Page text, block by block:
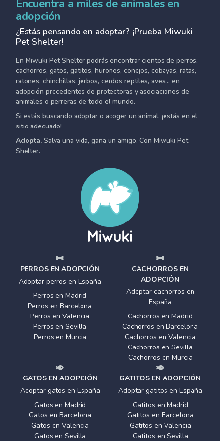
Encuentra a miles de animales en
adopción
¿Estás pensando en adoptar? ¡Prueba Miwuki
Pet Shelter!
En Miwuki Pet Shelter podrás encontrar cientos de perros,
cachorros, gatos, gatitos, hurones, conejos, cobayas, ratas,
ratones, chinchillas, jerbos, cerdos reptiles, aves... en
adopción procedentes de protectoras y asociaciones de
animales o perreras de todo el mundo.
Si estás buscando adoptar o acoger un animal, ¡estás en el
sitio adecuado!
Adopta. Salva una vida, gana un amigo. Con Miwuki Pet
Shelter.
PERROS EN ADOPCIÓN
Adoptar perros en España
Perros en Madrid
Perros en Barcelona
Perros en Valencia
Perros en Sevilla
Perros en Murcia
CACHORROS EN
ADOPCIÓN
Adoptar cachorros en
España
Cachorros en Madrid
Cachorros en Barcelona
Cachorros en Valencia
Cachorros en Sevilla
Cachorros en Murcia
GATOS EN ADOPCIÓN
Adoptar gatos en España
Gatos en Madrid
Gatos en Barcelona
Gatos en Valencia
Gatos en Sevilla
GATITOS EN ADOPCIÓN
Adoptar gatitos en España
Gatitos en Madrid
Gatitos en Barcelona
Gatitos en Valencia
Gatitos en Sevilla